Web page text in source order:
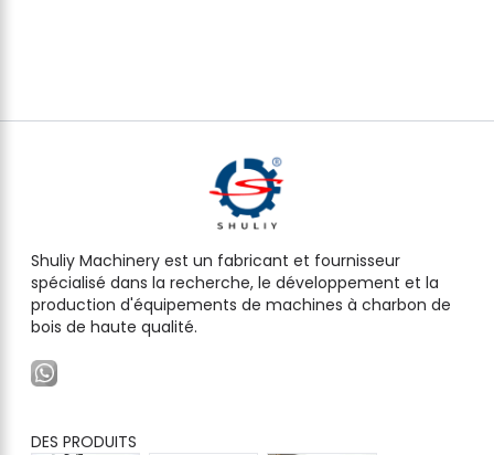
Shuliy Machinery est un fabricant et fournisseur
spécialisé dans la recherche, le développement et la
production d'équipements de machines à charbon de
bois de haute qualité.
DES PRODUITS